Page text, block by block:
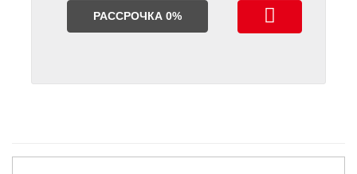
РАССРОЧКА 0%